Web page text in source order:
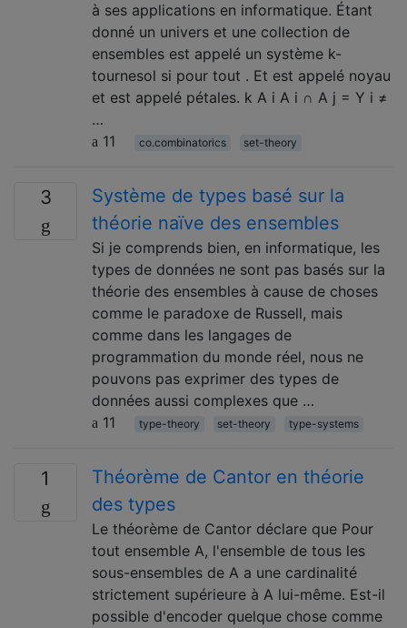
à ses applications en informatique. Étant
donné un univers et une collection de
ensembles est appelé un système k-
tournesol si pour tout . Et est appelé noyau
et est appelé pétales. k A i A i ∩ A j = Y i ≠
…
11
co.combinatorics set-theory
3
Système de types basé sur la
théorie naïve des ensembles
Si je comprends bien, en informatique, les
types de données ne sont pas basés sur la
théorie des ensembles à cause de choses
comme le paradoxe de Russell, mais
comme dans les langages de
programmation du monde réel, nous ne
pouvons pas exprimer des types de
données aussi complexes que …
11
type-theory set-theory type-systems
1
Théorème de Cantor en théorie
des types
Le théorème de Cantor déclare que Pour
tout ensemble A, l'ensemble de tous les
sous-ensembles de A a une cardinalité
strictement supérieure à A lui-même. Est-il
possible d'encoder quelque chose comme